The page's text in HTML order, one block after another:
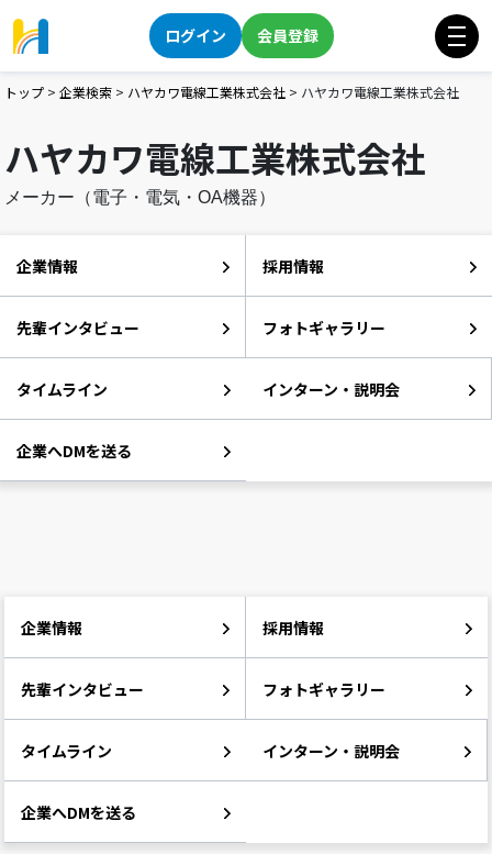
ログイン 会員登録
トップ > 企業検索 > ハヤカワ電線工業株式会社 > ハヤカワ電線工業株式会社
ハヤカワ電線工業株式会社
メーカー（電子・電気・OA機器）
企業情報 採用情報
先輩インタビュー フォトギャラリー
タイムライン インターン・説明会
企業へDMを送る
企業情報 採用情報
先輩インタビュー フォトギャラリー
タイムライン インターン・説明会
企業へDMを送る